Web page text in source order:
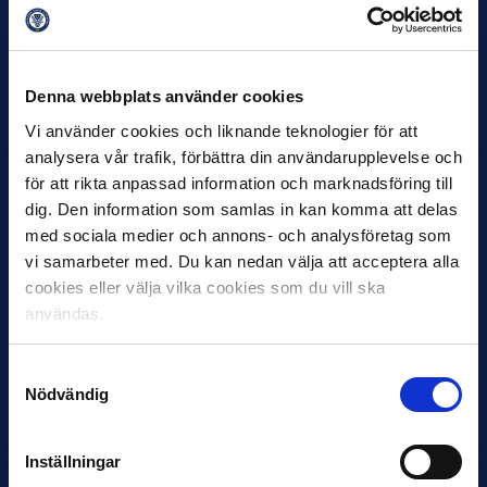
Denna webbplats använder cookies
Vi använder cookies och liknande teknologier för att
analysera vår trafik, förbättra din användarupplevelse och
för att rikta anpassad information och marknadsföring till
dig. Den information som samlas in kan komma att delas
med sociala medier och annons- och analysföretag som
vi samarbeter med. Du kan nedan välja att acceptera alla
cookies eller välja vilka cookies som du vill ska
användas.
Nödvändig
Inställningar
30 JUNI
12 JUNI